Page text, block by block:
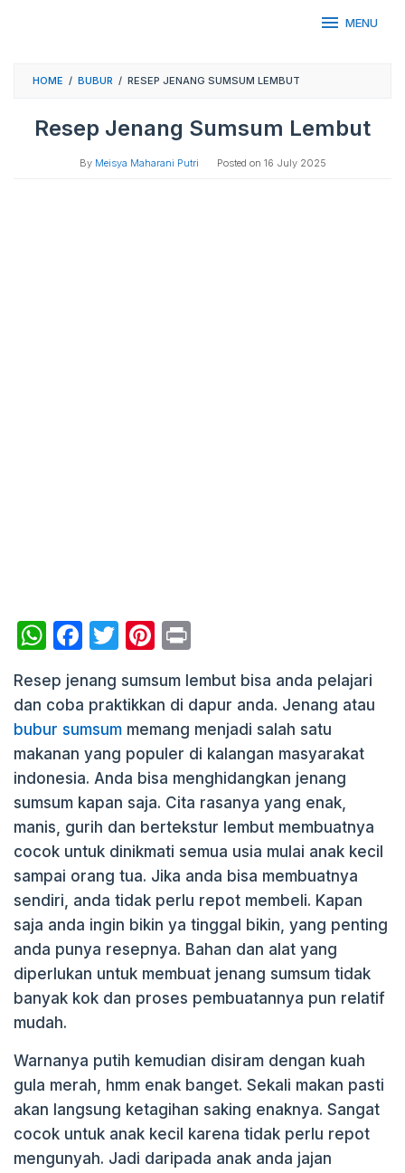
MENU
HOME / BUBUR / RESEP JENANG SUMSUM LEMBUT
Resep Jenang Sumsum Lembut
By Meisya Maharani Putri Posted on 16 July 2025
W
at
s
A
p
p
F
c
e
b
o
o
k
T
itt
er
Pi
er
e
st
nt
Resep jenang sumsum lembut bisa anda pelajari
dan coba praktikkan di dapur anda. Jenang atau
bubur sumsum memang menjadi salah satu
makanan yang populer di kalangan masyarakat
indonesia. Anda bisa menghidangkan jenang
sumsum kapan saja. Cita rasanya yang enak,
manis, gurih dan bertekstur lembut membuatnya
cocok untuk dinikmati semua usia mulai anak kecil
sampai orang tua. Jika anda bisa membuatnya
sendiri, anda tidak perlu repot membeli. Kapan
saja anda ingin bikin ya tinggal bikin, yang penting
anda punya resepnya. Bahan dan alat yang
diperlukan untuk membuat jenang sumsum tidak
banyak kok dan proses pembuatannya pun relatif
mudah.
Warnanya putih kemudian disiram dengan kuah
gula merah, hmm enak banget. Sekali makan pasti
akan langsung ketagihan saking enaknya. Sangat
cocok untuk anak kecil karena tidak perlu repot
mengunyah. Jadi daripada anak anda jajan